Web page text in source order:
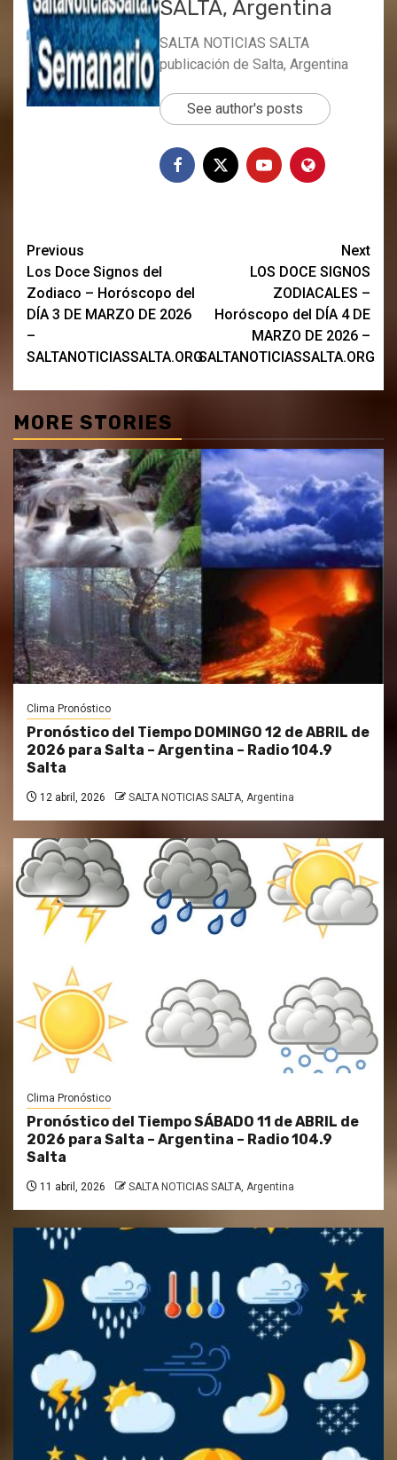
SALTA, Argentina
SALTA NOTICIAS SALTA
publicación de Salta, Argentina
See author's posts
Post
navigation
Previous
Los Doce Signos del
Zodiaco – Horóscopo del
DÍA 3 DE MARZO DE 2026
–
SALTANOTICIASSALTA.ORG
Next
LOS DOCE SIGNOS
ZODIACALES –
Horóscopo del DÍA 4 DE
MARZO DE 2026 –
SALTANOTICIASSALTA.ORG
MORE STORIES
Clima Pronóstico
Pronóstico del Tiempo DOMINGO 12 de ABRIL de
2026 para Salta – Argentina – Radio 104.9
Salta
12 abril, 2026 SALTA NOTICIAS SALTA, Argentina
Clima Pronóstico
Pronóstico del Tiempo SÁBADO 11 de ABRIL de
2026 para Salta – Argentina – Radio 104.9
Salta
11 abril, 2026 SALTA NOTICIAS SALTA, Argentina